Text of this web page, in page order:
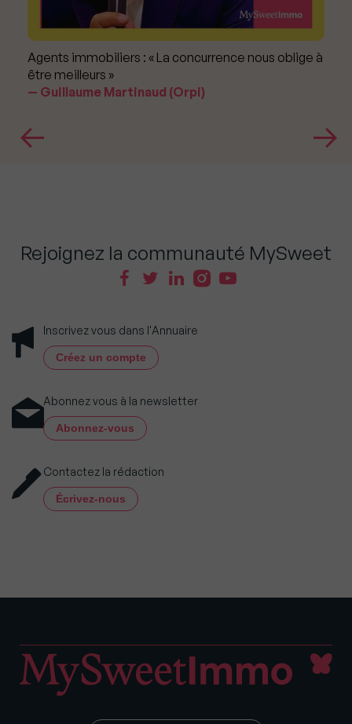
Agents immobiliers : « La concurrence nous oblige à
être meilleurs »
Guillaume Martinaud (Orpi)
Rejoignez la communauté MySweet
Inscrivez vous dans l'Annuaire
Créez un compte
Abonnez vous à la newsletter
Abonnez-vous
Contactez la rédaction
Écrivez-nous